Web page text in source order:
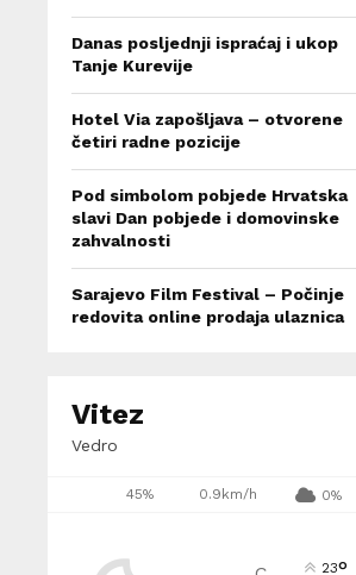
Danas posljednji ispraćaj i ukop
Tanje Kurevije
Hotel Via zapošljava – otvorene
četiri radne pozicije
Pod simbolom pobjede Hrvatska
slavi Dan pobjede i domovinske
zahvalnosti
Sarajevo Film Festival – Počinje
redovita online prodaja ulaznica
Vitez
Vedro
45% 0.9km/h 0%
23°